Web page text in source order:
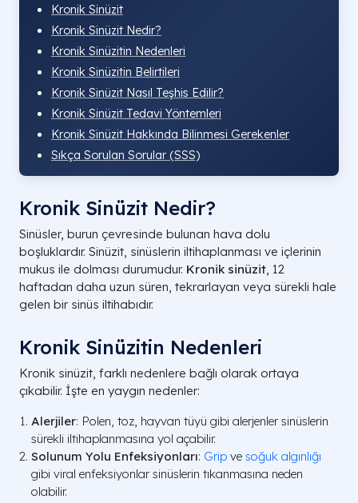
Kronik Sinüzit
Kronik Sinüzit Nedir?
Kronik Sinüzitin Nedenleri
Kronik Sinüzitin Belirtileri
Kronik Sinüzit Nasıl Teşhis Edilir?
Kronik Sinüzit Tedavi Yöntemleri
Kronik Sinüzit Hakkında Bilinmesi Gerekenler
Sıkça Sorulan Sorular (SSS)
Kronik Sinüzit Nedir?
Sinüsler, burun çevresinde bulunan hava dolu
boşluklardır. Sinüzit, sinüslerin iltihaplanması ve içlerinin
mukus ile dolması durumudur. Kronik sinüzit, 12
haftadan daha uzun süren, tekrarlayan veya sürekli hale
gelen bir sinüs iltihabıdır.
Kronik Sinüzitin Nedenleri
Kronik sinüzit, farklı nedenlere bağlı olarak ortaya
çıkabilir. İşte en yaygın nedenler:
Alerjiler: Polen, toz, hayvan tüyü gibi alerjenler sinüslerin
sürekli iltihaplanmasına yol açabilir.
Solunum Yolu Enfeksiyonları: Grip ve soğuk algınlığı
gibi viral enfeksiyonlar sinüslerin tıkanmasına neden
olabilir.